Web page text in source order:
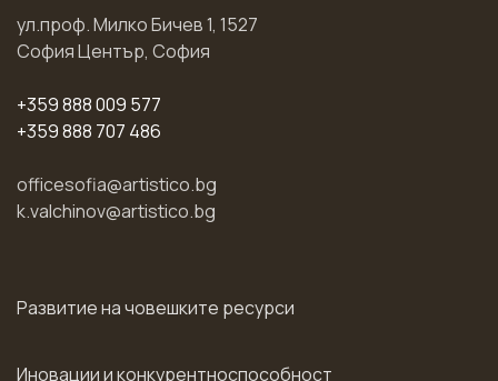
ул.проф. Милко Бичев 1, 1527
София Център, София
+359 888 009 577
+359 888 707 486
officesofia@artistico.bg
k.valchinov@artistico.bg
Развитие на човешките ресурси
Иновации и конкурентноспособност